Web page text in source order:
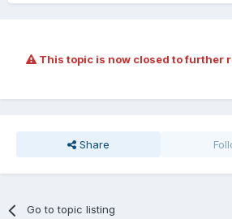
This topic is now closed to further
Share
Go to topic listing